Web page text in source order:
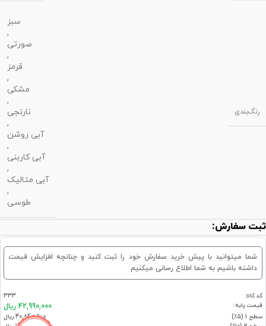
رنگ‌بندی
سبز
,
صورتی
,
قرمز
,
مشکی
,
نارنجی
,
آبی روشن
,
آبی کاربنی
,
آبی متالیک
,
طوسی
ثبت سفارش:
شما میتوانید با پیش خرید سفارش خود را ثبت کنید و چنانچه افزایش قیمت
داشته باشیم به شما اطلاع رسانی میکنیم
کد کالا:
333
قیمت پایه:
42,990,000 ریال
سطح 1 (۵٪)
40,840,500 ریال